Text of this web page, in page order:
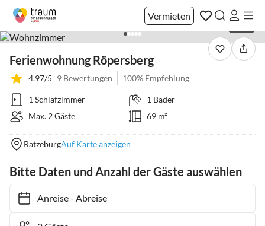
Vermieten
Ferienwohnung Röpersberg
4.97/5 9 Bewertungen 100% Empfehlung
1 Schlafzimmer
1 Bäder
Max. 2 Gäste
69 m²
RatzeburgAuf Karte anzeigen
Bitte Daten und Anzahl der Gäste auswählen
Anreise- Abreise